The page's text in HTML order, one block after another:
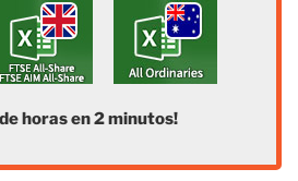
horas en 2 minutos!